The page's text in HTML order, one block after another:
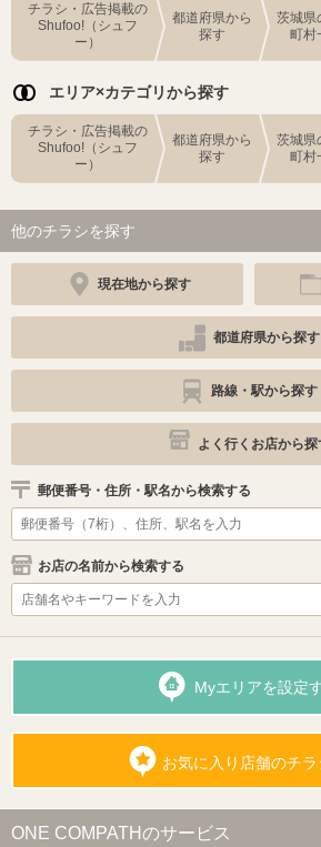
チラシ・広告掲載の
Shufoo!（シュフ
ー）
都道府県から
探す
茨城県
町村
エリア×カテゴリから探す
チラシ・広告掲載の
Shufoo!（シュフ
ー）
都道府県から
探す
茨城県
町村
他のチラシを探す
現在地から探す
都道府県から探す
路線・駅から探す
よく行くお店から探
郵便番号・住所・駅名から検索する
お店の名前から検索する
Myエリアを設定
お気に入り店舗のチ
ONE COMPATHのサービス